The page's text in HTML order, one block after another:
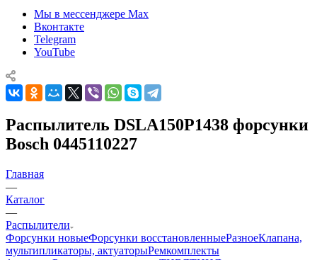
Мы в мессенджере Max
Вконтакте
Telegram
YouTube
Распылитель DSLA150P1438 форсунки
Bosch 0445110227
Главная
—
Каталог
—
Распылители
Форсунки новыеФорсунки восстановленныеРазноеКлапана,
мультипликаторы, актуаторыРемкомплекты